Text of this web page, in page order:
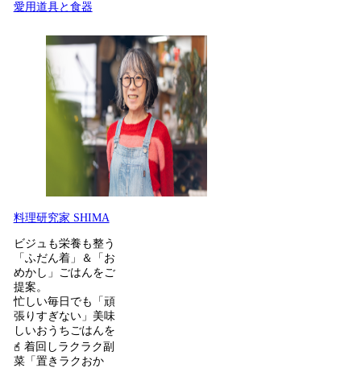
愛用道具と食器
料理研究家 SHIMA
ビジュも栄養も整う
「ふだん着」＆「お
めかし」ごはんをご
提案。
忙しい毎日でも「頑
張りすぎない」美味
しいおうちごはんを
𖧭 着回しラクラク副
菜「置きラクおか